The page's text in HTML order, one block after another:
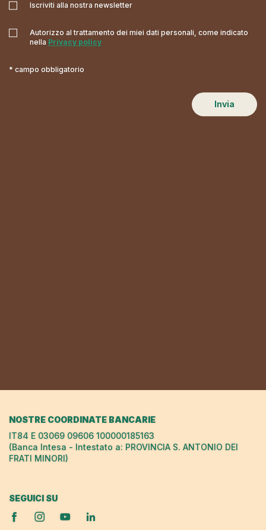
Iscriviti alla nostra newsletter
Autorizzo al trattamento dei miei dati personali, come indicato
nella Privacy policy
* campo obbligatorio
Invia
NOSTRE COORDINATE BANCARIE
IT84 E 03069 09606 100000185163
(Banca Intesa - Intestato a: PROVINCIA S. ANTONIO DEI
FRATI MINORI)
SEGUICI SU